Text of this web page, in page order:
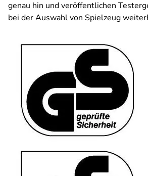
genau hin und veröffentlichen
bei der Auswahl von Spielzeug